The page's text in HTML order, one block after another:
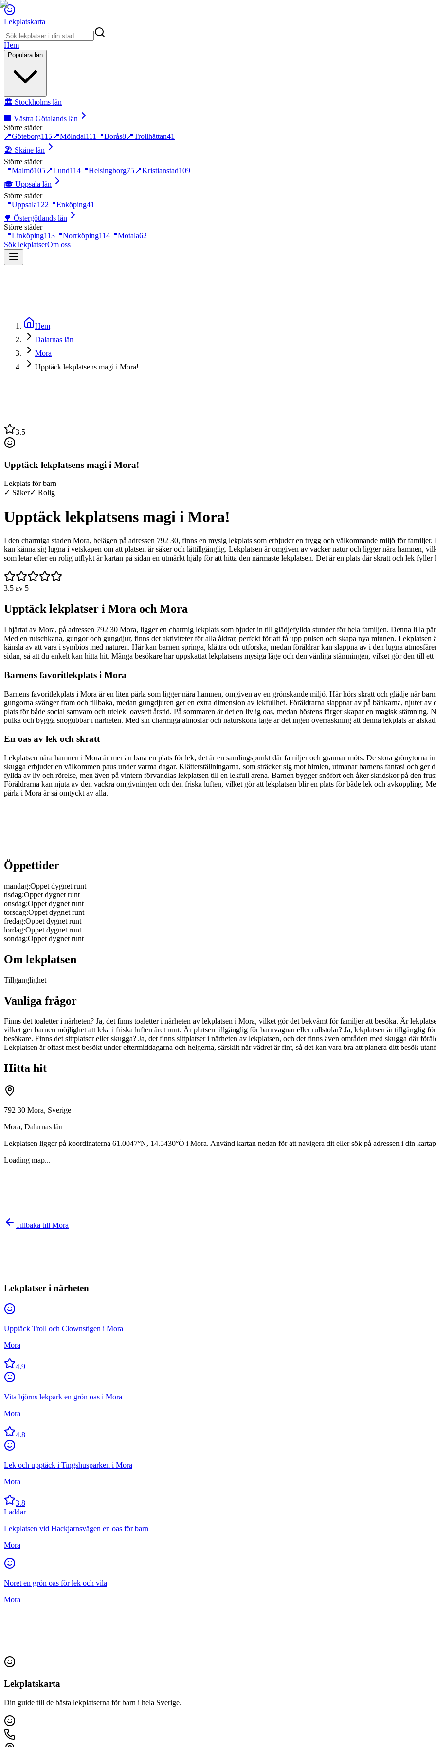
Lekplatskarta
Hem
Populära län
🏛️ Stockholms län
🏢 Västra Götalands län
Större städer
📍Göteborg115 📍Mölndal111 📍Borås8 📍Trollhättan41
🏖️ Skåne län
Större städer
📍Malmö105 📍Lund114 📍Helsingborg75 📍Kristianstad109
🎓 Uppsala län
Större städer
📍Uppsala122 📍Enköping41
🌳 Östergötlands län
Större städer
📍Linköping113 📍Norrköping114 📍Motala62
Sök lekplatserOm oss
Hem
Dalarnas län
Mora
Upptäck lekplatsens magi i Mora!
3.5
Upptäck lekplatsens magi i Mora!
Lekplats för barn
✓ Säker✓ Rolig
Upptäck lekplatsens magi i Mora!
I den charmiga staden Mora, belägen på adressen 792 30, finns en mysig lekplats som erbjuder en trygg och välkomnande miljö för
kan känna sig lugna i vetskapen om att platsen är säker och lättillgänglig. Lekplatsen är omgiven av vacker natur och ligger nära hamnen,
som letar efter en rolig utflykt är kartan på sidan en utmärkt hjälp för att hitta den närmaste lekplatsen. Det är en plats där skratt och lek
3.5 av 5
Upptäck lekplatser i Mora och Mora
I hjärtat av Mora, på adressen 792 30 Mora, ligger en charmig lekplats som bjuder in till glädjefyllda stunder för hela familjen. Denna lilla
Med en rutschkana, gungor och gungdjur, finns det aktiviteter för alla åldrar, perfekt för att få upp pulsen och skapa nya minnen.
känsla av att vara i symbios med naturen. Här kan barnen springa, klättra och utforska, medan föräldrar kan slappna av i den lugna
sidan, så att du enkelt kan hitta hit. Många besökare har uppskattat lekplatsens mysiga läge och den vänliga stämningen, vilket gör den till
Barnens favoritlekplats i Mora
Barnens favoritlekplats i Mora är en liten pärla som ligger nära hamnen, omgiven av en grönskande miljö. Här hörs skratt och glädje när
gungorna svänger fram och tillbaka, medan gungdjuren ger en extra dimension av lekfullhet. Föräldrarna slappnar av på bänkarna, njuter
plats för både social samvaro och utelek, oavsett årstid. På sommaren är det en livlig oas, medan höstens färger skapar en magisk
pulka och bygga snögubbar i närheten. Med sin charmiga atmosfär och natursköna läge är det ingen överraskning att denna lekplats är
En oas av lek och skratt
Lekplatsen nära hamnen i Mora är mer än bara en plats för lek; det är en samlingspunkt där familjer och grannar möts. De stora grönytorna
skugga erbjuder en välkommen paus under varma dagar. Klätterställningarna, som sträcker sig mot himlen, utmanar barnens fantasi och
fyllda av liv och rörelse, men även på vintern förvandlas lekplatsen till en lekfull arena. Barnen bygger snöfort och åker skridskor på den
Föräldrarna kan njuta av den vackra omgivningen och den friska luften, vilket gör att lekplatsen blir en plats för både lek och avkoppling.
pärla i Mora är så omtyckt av alla.
Öppettider
mandag:Oppet dygnet runt
tisdag:Oppet dygnet runt
onsdag:Oppet dygnet runt
torsdag:Oppet dygnet runt
fredag:Oppet dygnet runt
lordag:Oppet dygnet runt
sondag:Oppet dygnet runt
Om lekplatsen
Tillganglighet
Vanliga frågor
Finns det toaletter i närheten? Ja, det finns toaletter i närheten av lekplatsen i Mora, vilket gör det bekvämt för familjer att besöka. Är
vilket ger barnen möjlighet att leka i friska luften året runt. Är platsen tillgänglig för barnvagnar eller rullstolar? Ja, lekplatsen är tillgänglig
besökare. Finns det sittplatser eller skugga? Ja, det finns sittplatser i närheten av lekplatsen, och det finns även områden med skugga där
Lekplatsen är oftast mest besökt under eftermiddagarna och helgerna, särskilt när vädret är fint, så det kan vara bra att planera ditt besök
Hitta hit
792 30 Mora, Sverige
Mora, Dalarnas län
Lekplatsen ligger på koordinaterna 61.0047°N, 14.5430°Ö i Mora. Använd kartan nedan för att navigera dit eller sök på adressen i din
Loading map...
Tillbaka till Mora
Lekplatser i närheten
Upptäck Troll och Clownstigen i Mora
Mora
4.9
Vita björns lekpark en grön oas i Mora
Mora
4.8
Lek och upptäck i Tingshusparken i Mora
Mora
3.8
Laddar...
Lekplatsen vid Hackjarnsvägen en oas för barn
Mora
Noret en grön oas för lek och vila
Mora
Lekplatskarta
Din guide till de bästa lekplatserna för barn i hela Sverige.